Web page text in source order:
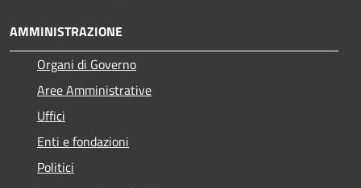
AMMINISTRAZIONE
Organi di Governo
Aree Amministrative
Uffici
Enti e fondazioni
Politici